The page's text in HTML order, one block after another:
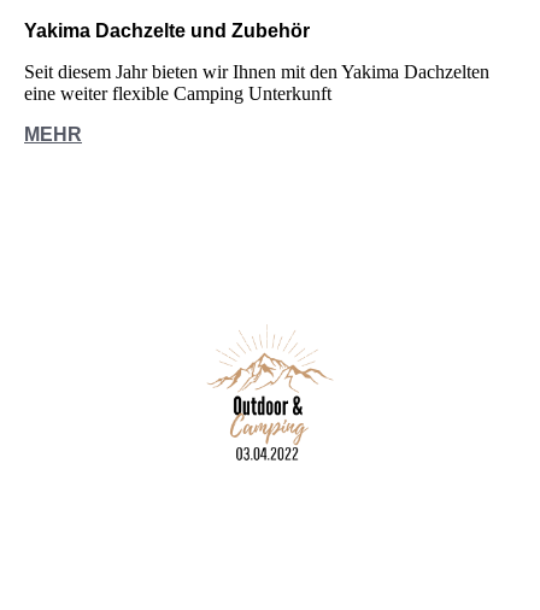
Yakima Dachzelte und Zubehör
Seit diesem Jahr bieten wir Ihnen mit den Yakima Dachzelten
eine weiter flexible Camping Unterkunft
MEHR